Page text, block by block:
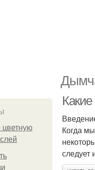
цветную
Когда
следует